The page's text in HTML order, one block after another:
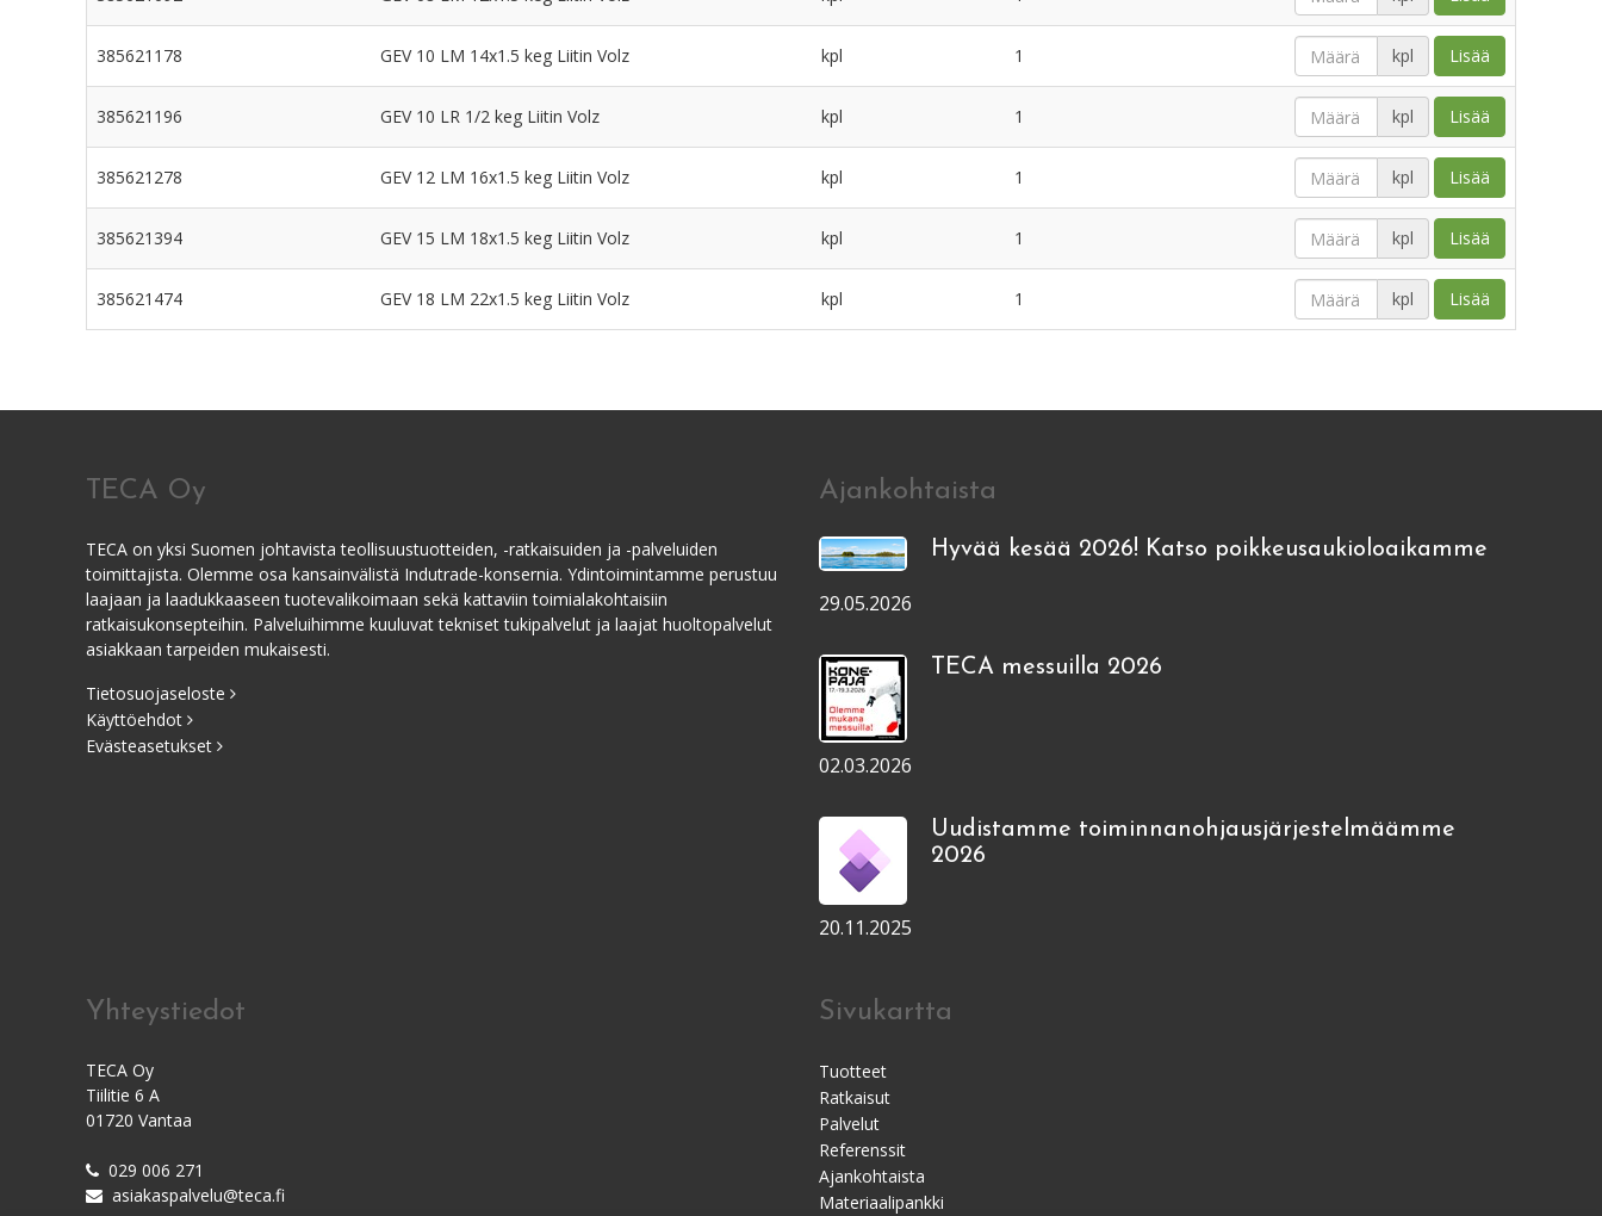
385621178 GEV 10 LM 14x1.5 keg Liitin Volz kpl 1 kpl Lisää
385621196 GEV 10 LR 1/2 keg Liitin Volz kpl 1 kpl Lisää
385621278 GEV 12 LM 16x1.5 keg Liitin Volz kpl 1 kpl Lisää
385621394 GEV 15 LM 18x1.5 keg Liitin Volz kpl 1 kpl Lisää
385621474 GEV 18 LM 22x1.5 keg Liitin Volz kpl 1 kpl Lisää
TECA Oy
TECA on yksi Suomen johtavista teollisuustuotteiden, -ratkaisuiden ja -palveluiden
toimittajista. Olemme osa kansainvälistä Indutrade-konsernia. Ydintoimintamme perustuu
laajaan ja laadukkaaseen tuotevalikoimaan sekä kattaviin toimialakohtaisiin
ratkaisukonsepteihin. Palveluihimme kuuluvat tekniset tukipalvelut ja laajat huoltopalvelut
asiakkaan tarpeiden mukaisesti.
Tietosuojaseloste
Käyttöehdot
Evästeasetukset
Ajankohtaista
Hyvää kesää 2026! Katso poikkeusaukioloaikamme
29.05.2026
TECA messuilla 2026
02.03.2026
Uudistamme toiminnanohjausjärjestelmäämme
2026
20.11.2025
Yhteystiedot
TECA Oy
Tiilitie 6 A
01720 Vantaa
029 006 271
asiakaspalvelu@teca.fi
Sivukartta
Tuotteet
Ratkaisut
Palvelut
Referenssit
Ajankohtaista
Materiaalipankki